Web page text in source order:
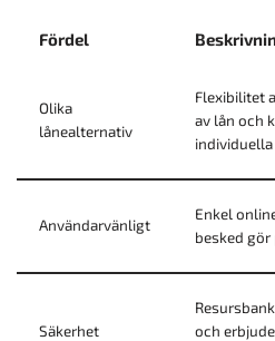
Fördel
Olika
lånealternativ
Flexibilitet
av lån och
individuella
Användarvänligt
Enkel
besked gör
Säkerhet
och